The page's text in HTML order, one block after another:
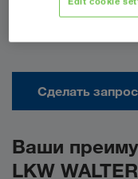
Сделать запрос
Ваши
LKW WALTER